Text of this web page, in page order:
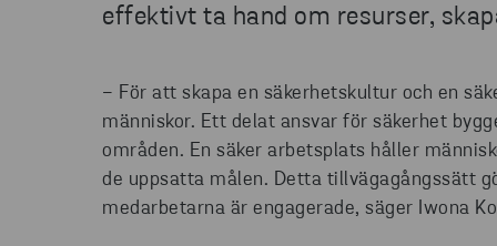
effektivt ta hand om resurser,
− För att skapa en säkerhetskultur och en
människor. Ett delat ansvar för säkerhet
områden. En säker arbetsplats håller
de uppsatta målen. Detta tillvägagångssätt
medarbetarna är engagerade, säger Iwona